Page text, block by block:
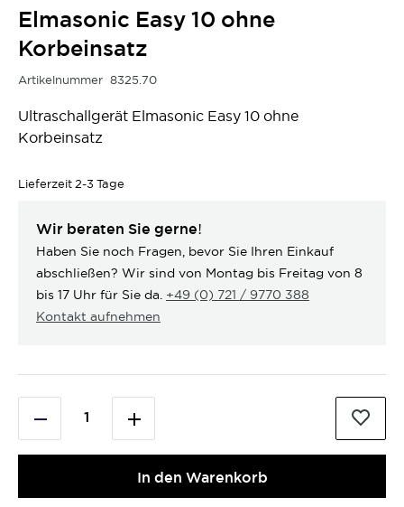
Elmasonic Easy 10 ohne
Korbeinsatz
Artikelnummer 8325.70
Ultraschallgerät Elmasonic Easy 10 ohne
Korbeinsatz
Lieferzeit 2-3 Tage
Wir beraten Sie gerne!
Haben Sie noch Fragen, bevor Sie Ihren Einkauf
abschließen? Wir sind von Montag bis Freitag von 8
bis 17 Uhr für Sie da. +49 (0) 721 / 9770 388
Kontakt aufnehmen
In den Warenkorb